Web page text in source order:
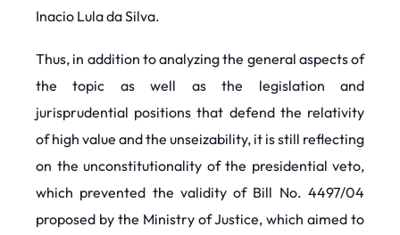
Inacio Lula da Silva.
Thus, in addition to analyzing the general aspects of
the topic as well as the legislation and
jurisprudential positions that defend the relativity
of high value and the unseizability, it is still reflecting
on the unconstitutionality of the presidential veto,
which prevented the validity of Bill No. 4497/04
proposed by the Ministry of Justice, which aimed to